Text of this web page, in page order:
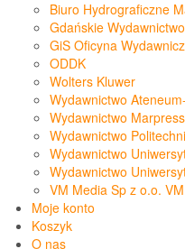
Biuro Hydrograficzne
Gdańskie
GiS Oficyna
ODDK
Wolters Kluwer
Wydawnictwo
Wydawnictwo Marpress
Wydawnictwo
Wydawnictwo
Wydawnictwo
VM Media Sp z o.o.
Moje konto
Koszyk
O nas